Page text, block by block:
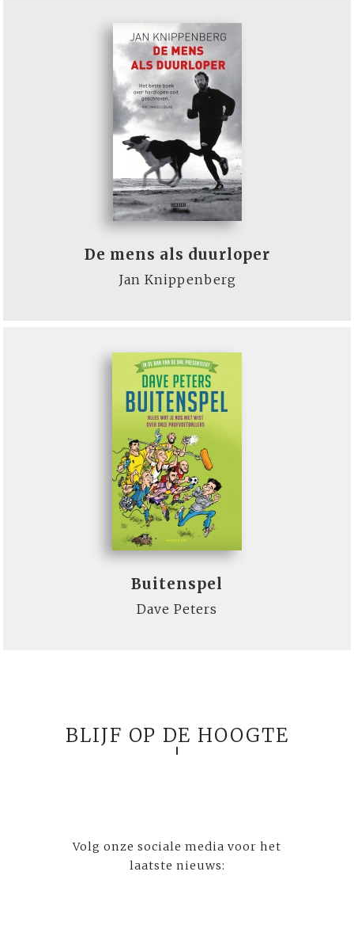
De mens als duurloper
Jan Knippenberg
Buitenspel
Dave Peters
BLIJF OP DE HOOGTE
Volg onze sociale media voor het
laatste nieuws: